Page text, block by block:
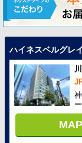
ハイネスベルグレ
MAP